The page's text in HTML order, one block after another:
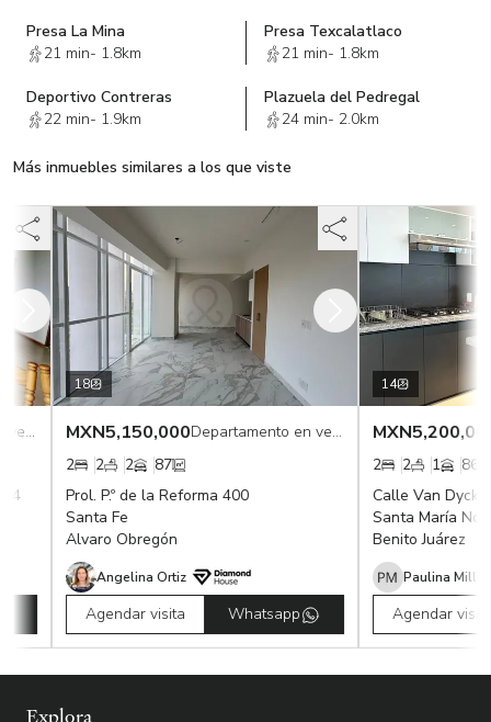
Presa La Mina
21 min- 1.8km
Presa Texcalatlaco
21 min- 1.8km
Deportivo Contreras
22 min- 1.9km
Plazuela del Pedregal
24 min- 2.0km
Más inmuebles similares a los que viste
Departamento en venta
18
MXN5,150,000
Departamento en venta
2
2 2
87
Prol. P.º de la Reforma 400
Santa Fe
Alvaro Obregón
Angelina Ortiz
Agendar visita Whatsapp
14
MXN5,200,000
2 2 1
86
Calle Van Dyck
Santa María
Benito Juárez
Paulina Millan
Agendar visita